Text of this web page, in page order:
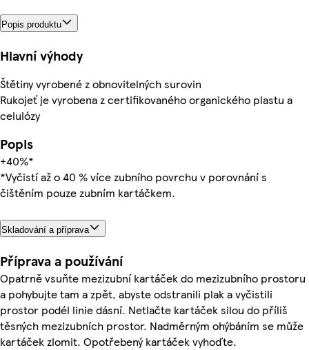
Popis produktu
Hlavní výhody
Štětiny vyrobené z obnovitelných surovin
Rukojeť je vyrobena z certifikovaného organického plastu a
celulózy
Popis
+40%*
*Vyčistí až o 40 % více zubního povrchu v porovnání s
čištěním pouze zubním kartáčkem.
Skladování a příprava
Příprava a používání
Opatrně vsuňte mezizubní kartáček do mezizubního prostoru
a pohybujte tam a zpět, abyste odstranili plak a vyčistili
prostor podél linie dásní. Netlačte kartáček silou do příliš
těsných mezizubních prostor. Nadměrným ohýbáním se může
kartáček zlomit. Opotřebený kartáček vyhoďte.